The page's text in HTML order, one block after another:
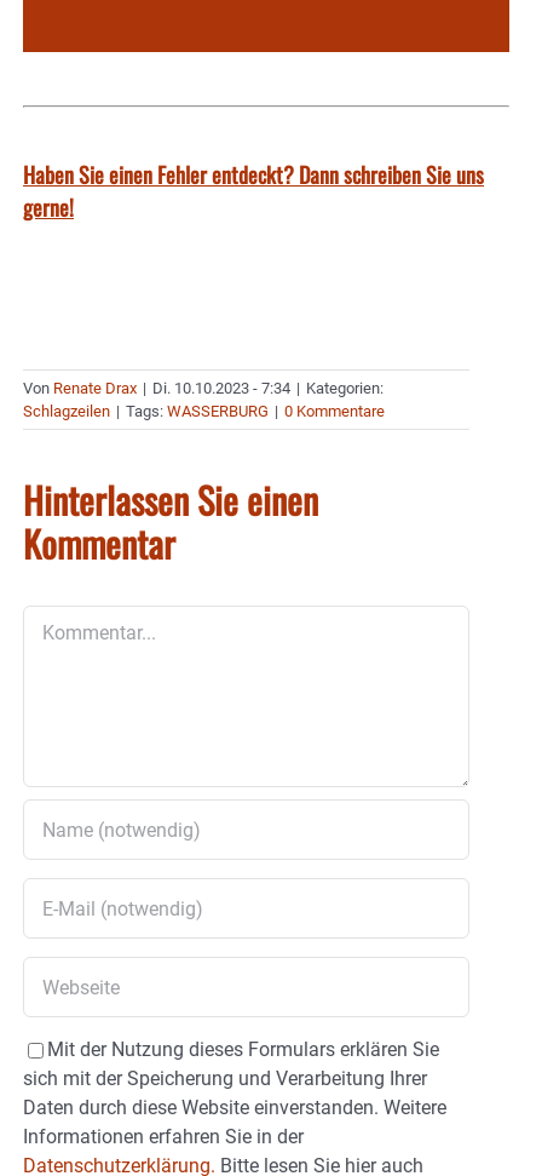
Haben Sie einen Fehler entdeckt? Dann schreiben Sie uns
gerne!
Von Renate Drax | Di. 10.10.2023 - 7:34 | Kategorien:
Schlagzeilen | Tags: WASSERBURG | 0 Kommentare
Hinterlassen Sie einen
Kommentar
Mit der Nutzung dieses Formulars erklären Sie
sich mit der Speicherung und Verarbeitung Ihrer
Daten durch diese Website einverstanden. Weitere
Informationen erfahren Sie in der
Datenschutzerklärung. Bitte lesen Sie hier auch